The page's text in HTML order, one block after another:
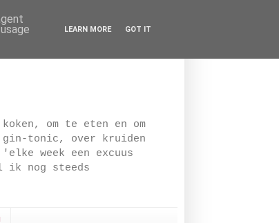
om te eten en om
gin-tonic, over kruiden
week een excuus
nog steeds
LEARN MORE GOT IT